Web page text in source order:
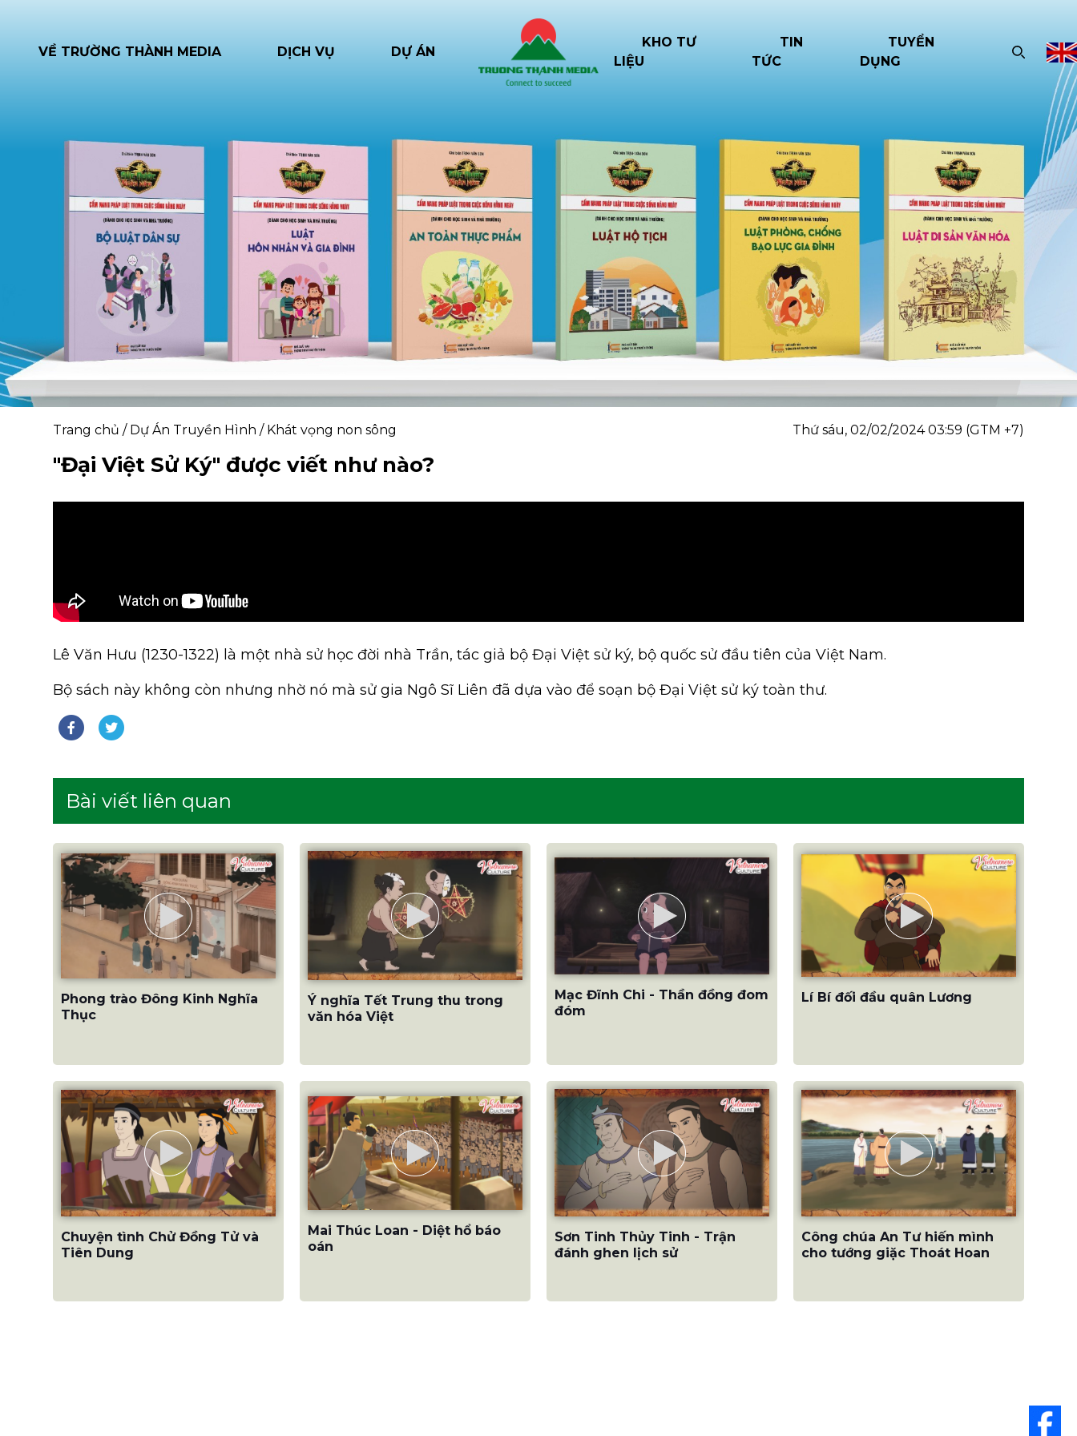
VỀ TRƯỜNG THÀNH MEDIA DỊCH VỤ DỰ ÁN
KHO TƯ
LIỆU
TIN
TỨC
TUYỂN
DỤNG
Trang chủ / Dự Án Truyền Hình / Khát vọng non sông Thứ sáu, 02/02/2024 03:59 (GTM +7)
"Đại Việt Sử Ký" được viết như nào?
Lê Văn Hưu (1230-1322) là một nhà sử học đời nhà Trần, tác giả bộ Đại Việt sử ký, bộ quốc sử đầu tiên của Việt Nam.
Bộ sách này không còn nhưng nhờ nó mà sử gia Ngô Sĩ Liên đã dựa vào để soạn bộ Đại Việt sử ký toàn thư.
Bài viết liên quan
Phong trào Đông Kinh Nghĩa
Thục
Ý nghĩa Tết Trung thu trong
văn hóa Việt
Mạc Đĩnh Chi - Thần đồng đom
đóm
Lí Bí đối đầu quân Lương
Chuyện tình Chử Đồng Tử và
Tiên Dung
Mai Thúc Loan - Diệt hổ báo
oán
Sơn Tinh Thủy Tinh - Trận
đánh ghen lịch sử
Công chúa An Tư hiến mình
cho tướng giặc Thoát Hoan